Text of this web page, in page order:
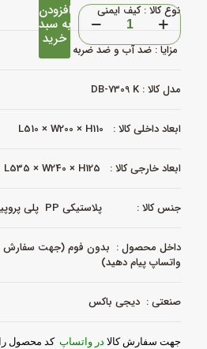
نوع کالا : کیف ایمنی
مزایا : ضد آب و ضد ضربه
مدل کالا : DB-7309 K
ابعاد داخلی کالا : L510 × W200 × H110
ابعاد خارجی کالا : L535 × W240 × H125
جنس کالا : پلاستیکی PP پلی پروپیلین
داخل محصول : بدون فوم (جهت سفارش
واتساپ پیام دهید)
صنعتی : دیجی باکس
جهت سفارش کالا در واتساپکد محصول را
کیف
ضد
ضربه
و
آب
مدل
K
هارد
کیس
|
عدد
افزودن
به سبد
خرید